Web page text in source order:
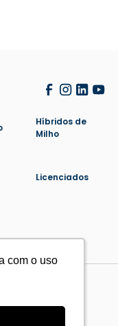
com o uso
com o uso
Híbridos de
Milho
Licenciados